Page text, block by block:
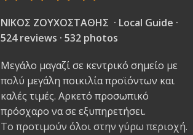
ΝΙΚΟΣ ΖΟΥΧΟΣΤΑΘΗΣ · Local Guide ·
524 reviews · 532 photos
Μεγάλο μαγαζί σε κεντρικό σημείο με
πολύ μεγάλη ποικιλία προϊόντων και
καλές τιμές. Αρκετό προσωπικό
πρόσχαρο να σε εξυπηρετήσει.
Το προτιμούν όλοι στην γύρω περιοχή.